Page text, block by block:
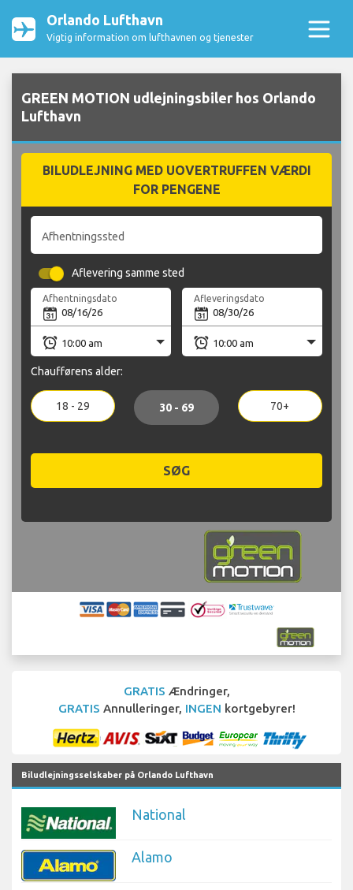
Orlando Lufthavn
Vigtig information om lufthavnen og tjenester
GREEN MOTION udlejningsbiler hos Orlando
Lufthavn
BILUDLEJNING MED UOVERTRUFFEN VÆRDI
FOR PENGENE
Afhentningssted
Aflevering samme sted
Afhentningsdato Afleveringsdato
Chaufførens alder:
18 - 29 30 - 69 70+
SØG
GRATIS Ændringer,
GRATIS Annulleringer, INGEN kortgebyrer!
Biludlejningsselskaber på Orlando Lufthavn
National
Alamo